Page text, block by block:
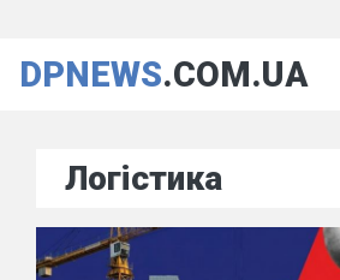
DPNEWS.COM.UA
Логістика